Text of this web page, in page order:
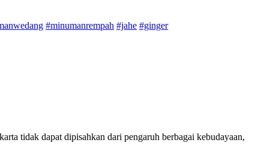
#minumanrempah #jahe #ginger
tidak dapat dipisahkan dari pengaruh berbagai kebudayaan,